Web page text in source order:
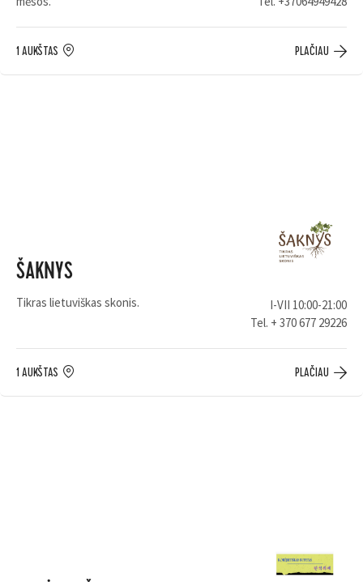
1 AUKŠTAS PLAČIAU
ŠAKNYS
Tikras lietuviškas skonis.
I-VII 10:00-21:00
Tel. + 370 677 29226
1 AUKŠTAS PLAČIAU